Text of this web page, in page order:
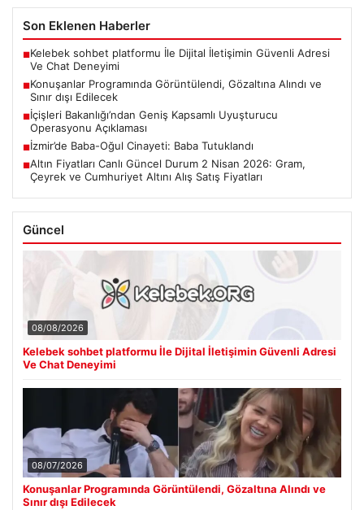
Son Eklenen Haberler
■Kelebek sohbet platformu İle Dijital İletişimin Güvenli Adresi
Ve Chat Deneyimi
■Konuşanlar Programında Görüntülendi, Gözaltına Alındı ve
Sınır dışı Edilecek
■İçişleri Bakanlığı’ndan Geniş Kapsamlı Uyuşturucu
Operasyonu Açıklaması
■İzmir’de Baba-Oğul Cinayeti: Baba Tutuklandı
■Altın Fiyatları Canlı Güncel Durum 2 Nisan 2026: Gram,
Çeyrek ve Cumhuriyet Altını Alış Satış Fiyatları
Güncel
08/08/2026
Kelebek sohbet platformu İle Dijital İletişimin Güvenli Adresi
Ve Chat Deneyimi
08/07/2026
Konuşanlar Programında Görüntülendi, Gözaltına Alındı ve
Sınır dışı Edilecek